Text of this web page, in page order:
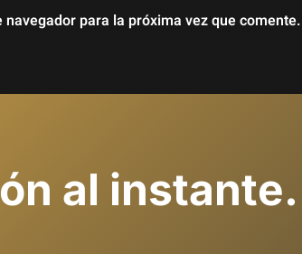
para la próxima vez que comente.
al instante.